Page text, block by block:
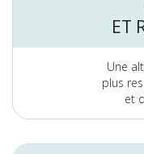
ET
Une
plus
et